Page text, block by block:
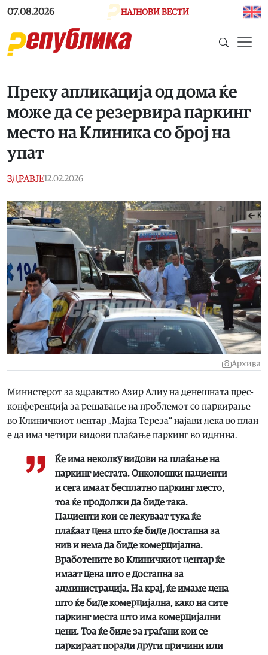
Skip to main content
07.08.2026 НАЈНОВИ ВЕСТИ
Преку апликација од дома ќе
може да се резервира паркинг
место на Клиника со број на
упат
ЗДРАВЈЕ12.02.2026
Архива
Министерот за здравство Азир Алиу на денешната прес-
конференција за решавање на проблемот со паркирање
во Клиничкиот центар „Мајка Тереза“ најави дека во план
е да има четири видови плаќање паркинг во иднина.
Ќе има неколку видови на плаќање на
паркинг местата. Онколошки пациенти
и сега имаат бесплатно паркинг место,
тоа ќе продолжи да биде така.
Пациенти кои се лекуваат тука ќе
плаќаат цена што ќе биде достапна за
нив и нема да биде комерцијална.
Вработените во Клиничкиот центар ќе
имаат цена што е достапна за
администрација. На крај, ќе имаме цена
што ќе биде комерцијална, како на сите
паркинг места што има комерцијални
цени. Тоа ќе биде за граѓани кои се
паркираат поради други причини или